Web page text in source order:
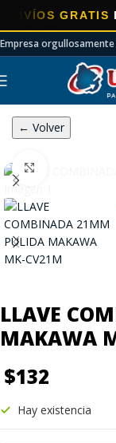
GRATIS EN
Empresa
← Volver
LLAVE
MAKAWA
$132
Hay existencia